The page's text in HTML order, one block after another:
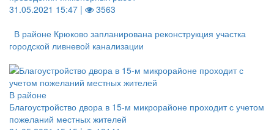
31.05.2021 15:47 |
3563
В районе Крюково запланирована реконструкция участка
городской ливневой канализации
В районе
Благоустройство двора в 15-м микрорайоне проходит с учетом
пожеланий местных жителей